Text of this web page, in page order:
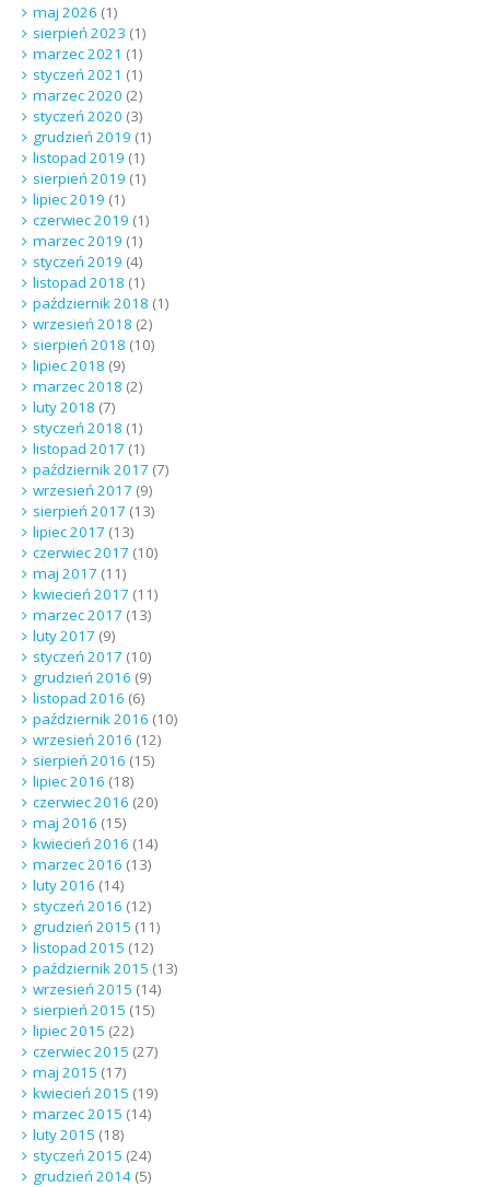
maj 2026 (1)
sierpień 2023 (1)
marzec 2021 (1)
styczeń 2021 (1)
marzec 2020 (2)
styczeń 2020 (3)
grudzień 2019 (1)
listopad 2019 (1)
sierpień 2019 (1)
lipiec 2019 (1)
czerwiec 2019 (1)
marzec 2019 (1)
styczeń 2019 (4)
listopad 2018 (1)
październik 2018 (1)
wrzesień 2018 (2)
sierpień 2018 (10)
lipiec 2018 (9)
marzec 2018 (2)
luty 2018 (7)
styczeń 2018 (1)
listopad 2017 (1)
październik 2017 (7)
wrzesień 2017 (9)
sierpień 2017 (13)
lipiec 2017 (13)
czerwiec 2017 (10)
maj 2017 (11)
kwiecień 2017 (11)
marzec 2017 (13)
luty 2017 (9)
styczeń 2017 (10)
grudzień 2016 (9)
listopad 2016 (6)
październik 2016 (10)
wrzesień 2016 (12)
sierpień 2016 (15)
lipiec 2016 (18)
czerwiec 2016 (20)
maj 2016 (15)
kwiecień 2016 (14)
marzec 2016 (13)
luty 2016 (14)
styczeń 2016 (12)
grudzień 2015 (11)
listopad 2015 (12)
październik 2015 (13)
wrzesień 2015 (14)
sierpień 2015 (15)
lipiec 2015 (22)
czerwiec 2015 (27)
maj 2015 (17)
kwiecień 2015 (19)
marzec 2015 (14)
luty 2015 (18)
styczeń 2015 (24)
grudzień 2014(5)